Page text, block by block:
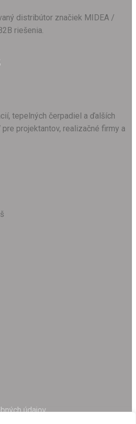
distribútor značiek MIDEA /
riešenia.
tepelných čerpadiel a ďalších
projektantov, realizačné firmy a
údajov